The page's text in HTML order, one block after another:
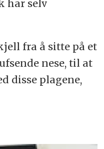
har selv
fra å sitte på et
nese, til at
disse plagene,